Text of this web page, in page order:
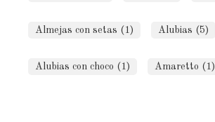
Almejas con setas (1) Alubias (5)
Alubias con choco (1) Amaretto (1)